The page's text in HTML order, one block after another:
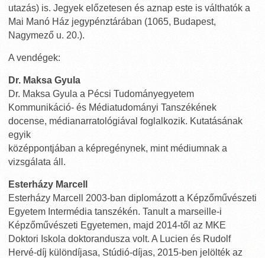
utazás) is. Jegyek előzetesen és aznap este is válthatók a
Mai Manó Ház jegypénztárában (1065, Budapest,
Nagymező u. 20.).
A vendégek:
Dr. Maksa Gyula
Dr. Maksa Gyula a Pécsi Tudományegyetem
Kommunikáció- és Médiatudományi Tanszékének
docense, médianarratológiával foglalkozik. Kutatásának
egyik
középpontjában a képregénynek, mint médiumnak a
vizsgálata áll.
Esterházy Marcell
Esterházy Marcell 2003-ban diplomázott a Képzőművészeti
Egyetem Intermédia tanszékén. Tanult a marseille-i
Képzőművészeti Egyetemen, majd 2014-től az MKE
Doktori Iskola doktorandusza volt. A Lucien és Rudolf
Hervé-díj különdíjasa, Stúdió-díjas, 2015-ben jelölték az